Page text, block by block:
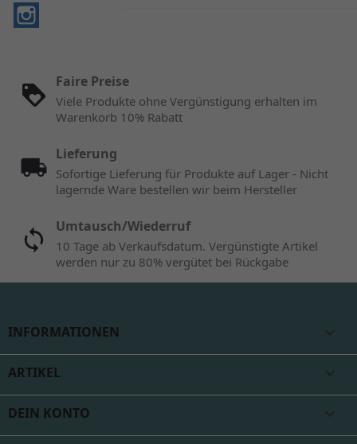
Faire Preise
Viele Produkte ohne Vergünstigung erhalten im
Warenkorb 10% Rabatt
Lieferung
Sofortige Lieferung für Produkte auf Lager - Nicht
lagernde Ware bestellen wir beim Hersteller
Umtausch/Wiederruf
10 Tage ab Verkaufsdatum. Vergünstigte Artikel
werden nur zu 80% vergütet bei Rückgabe
INFORMATIONEN
ARTIKEL
DEIN KONTO